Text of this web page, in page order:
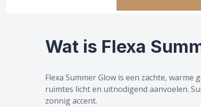
Wat is Flexa
Flexa Summer Glow is een zachte,
ruimtes licht en uitnodigend aanvoelen.
zonnig accent.